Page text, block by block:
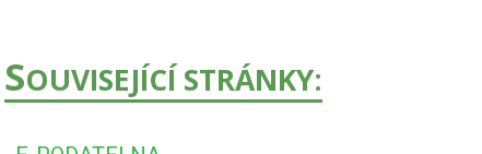
SOUVISEJÍCÍ STRÁNKY: